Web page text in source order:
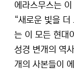
에라스무스는
“새로운 빛을
는 이 모든 현대
성경 변개의 역
개의 사본들이